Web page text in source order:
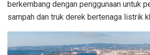
berkembang dengan penggunaan untuk
sampah dan truk derek bertenaga listrik